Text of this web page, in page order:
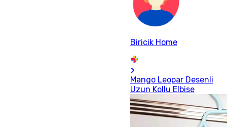
Biricik Home
Mango Leopar Desenli
Uzun Kollu Elbise